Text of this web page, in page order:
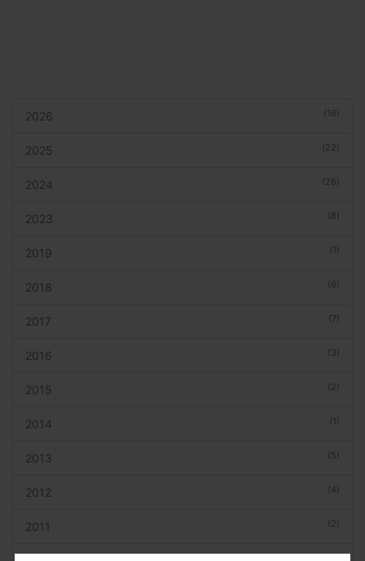
(16)
2026
(22)
2025
(26)
2024
(8)
2023
(1)
2019
(6)
2018
(7)
2017
(3)
2016
(2)
2015
(1)
2014
(5)
2013
(4)
2012
(2)
2011